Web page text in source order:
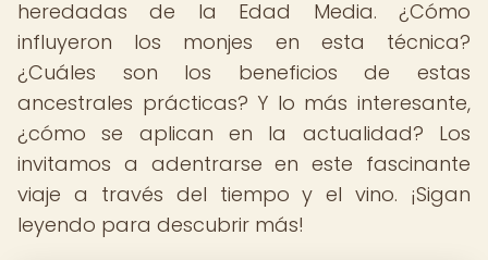
heredadas de la Edad Media. ¿Cómo
influyeron los monjes en esta técnica?
¿Cuáles son los beneficios de estas
ancestrales prácticas? Y lo más interesante,
¿cómo se aplican en la actualidad? Los
invitamos a adentrarse en este fascinante
viaje a través del tiempo y el vino. ¡Sigan
leyendo para descubrir más!